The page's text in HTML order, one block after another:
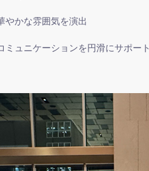
やかな雰囲気を演出
ュニケーションを円滑にサポート